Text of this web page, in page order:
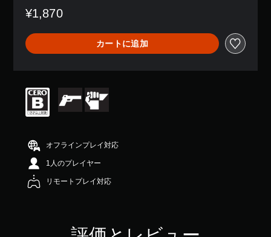
は
、
平
均
は
段
の
で
す
¥1,870
カートに追加
オフラインプレイ対応
1人のプレイヤー
リモートプレイ対応